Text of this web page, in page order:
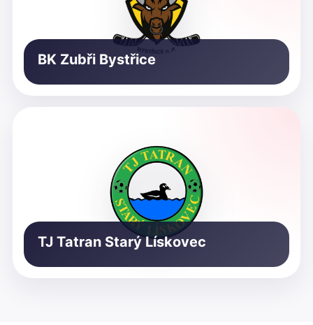
BK Zubři Bystřice
TJ Tatran Starý Lískovec